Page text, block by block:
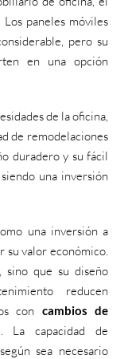
paneles móviles
pero su
en una opción
de la oficina,
de remodelaciones
duradero y su fácil
una inversión
una inversión a
su valor económico.
sino que su diseño
reducen
con cambios de
. La capacidad de
sea necesario